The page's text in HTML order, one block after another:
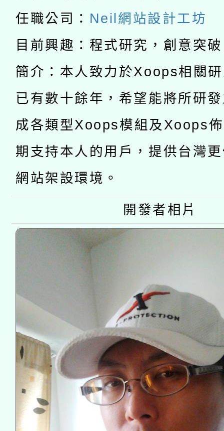
礎課程
A3數位素養講師名單
「數位內容與教學軟體
pilot」
有關大陸委員會函釋公
薪期間赴陸應申請許可
轉知經濟部水利署委託
業技術研究院辦理「
用水績優單位及節水達
動」
115年8月22日(星期六
桃園市孔廟祈福系列
開 智慧啟航」
2026年桃園地景藝術
任職公司： Neil網站設計工坊
目前興趣：程式研究，創意突
簡介：本人致力於Xoops相關
已有數十餘年，希望能將所研
成各類型Xoops模組及Xoops
期支持本人的用戶，提供台灣
網站架設環境。
開發者相片